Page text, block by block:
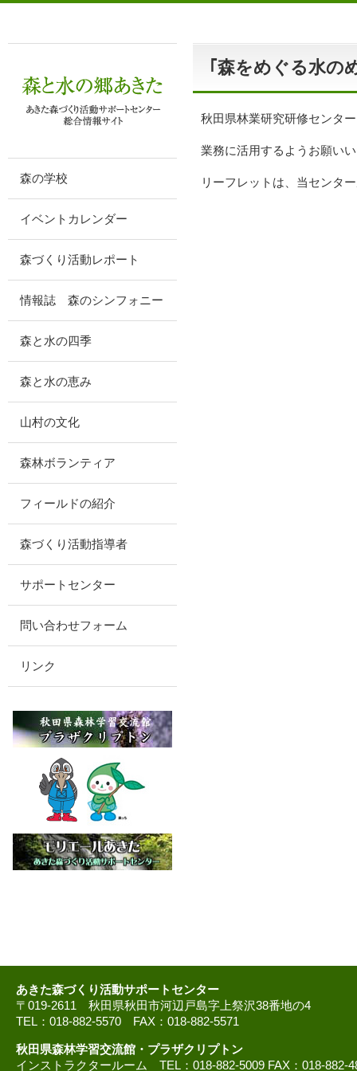
森の学校
イベントカレンダー
森づくり活動レポート
情報誌 森のシンフォニー
森と水の四季
森と水の恵み
山村の文化
森林ボランティア
フィールドの紹介
森づくり活動指導者
サポートセンター
問い合わせフォーム
リンク
｢森をめぐる水の
秋田県林業研究研修センタ
業務に活用するようお願い
リーフレットは、当センタ
あきた森づくり活動サポートセンター
〒019-2611 秋田県秋田市河辺戸島字上祭沢38番地の4
TEL：018-882-5570 FAX：018-882-5571
秋田県森林学習交流館・プラザクリプトン
インストラクタールーム TEL：018-882-5009 FAX：018-882-